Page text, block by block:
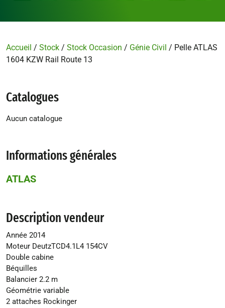
Accueil / Stock / Stock Occasion / Génie Civil / Pelle ATLAS
1604 KZW Rail Route 13
Catalogues
Aucun catalogue
Informations générales
ATLAS
Description vendeur
Année 2014
Moteur DeutzTCD4.1L4 154CV
Double cabine
Béquilles
Balancier 2.2 m
Géométrie variable
2 attaches Rockinger